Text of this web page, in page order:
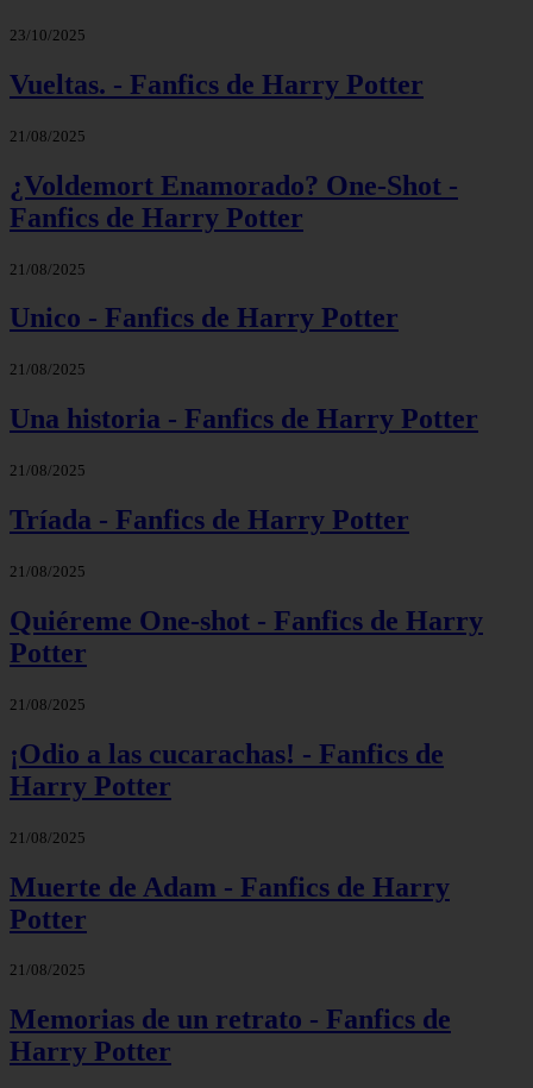
23/10/2025
Vueltas. - Fanfics de Harry Potter
21/08/2025
¿Voldemort Enamorado? One-Shot -
Fanfics de Harry Potter
21/08/2025
Unico - Fanfics de Harry Potter
21/08/2025
Una historia - Fanfics de Harry Potter
21/08/2025
Tríada - Fanfics de Harry Potter
21/08/2025
Quiéreme One-shot - Fanfics de Harry
Potter
21/08/2025
¡Odio a las cucarachas! - Fanfics de
Harry Potter
21/08/2025
Muerte de Adam - Fanfics de Harry
Potter
21/08/2025
Memorias de un retrato - Fanfics de
Harry Potter